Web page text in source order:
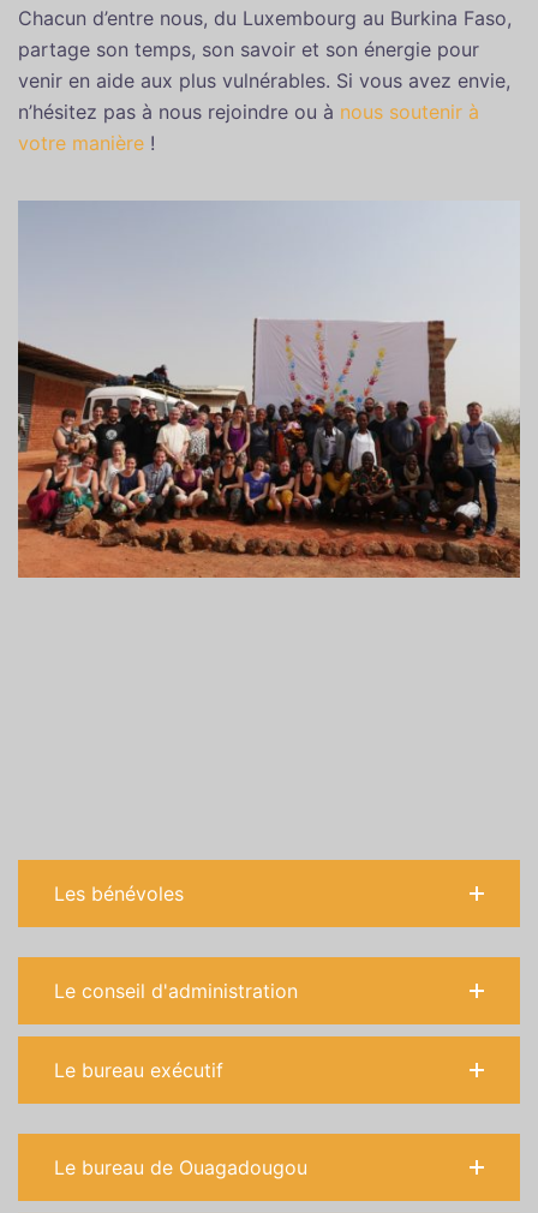
Chacun d’entre nous, du Luxembourg au Burkina Faso,
partage son temps, son savoir et son énergie pour
venir en aide aux plus vulnérables. Si vous avez envie,
n’hésitez pas à nous rejoindre ou à nous soutenir à
votre manière !
Les bénévoles
Le conseil d'administration
Le bureau exécutif
Le bureau de Ouagadougou